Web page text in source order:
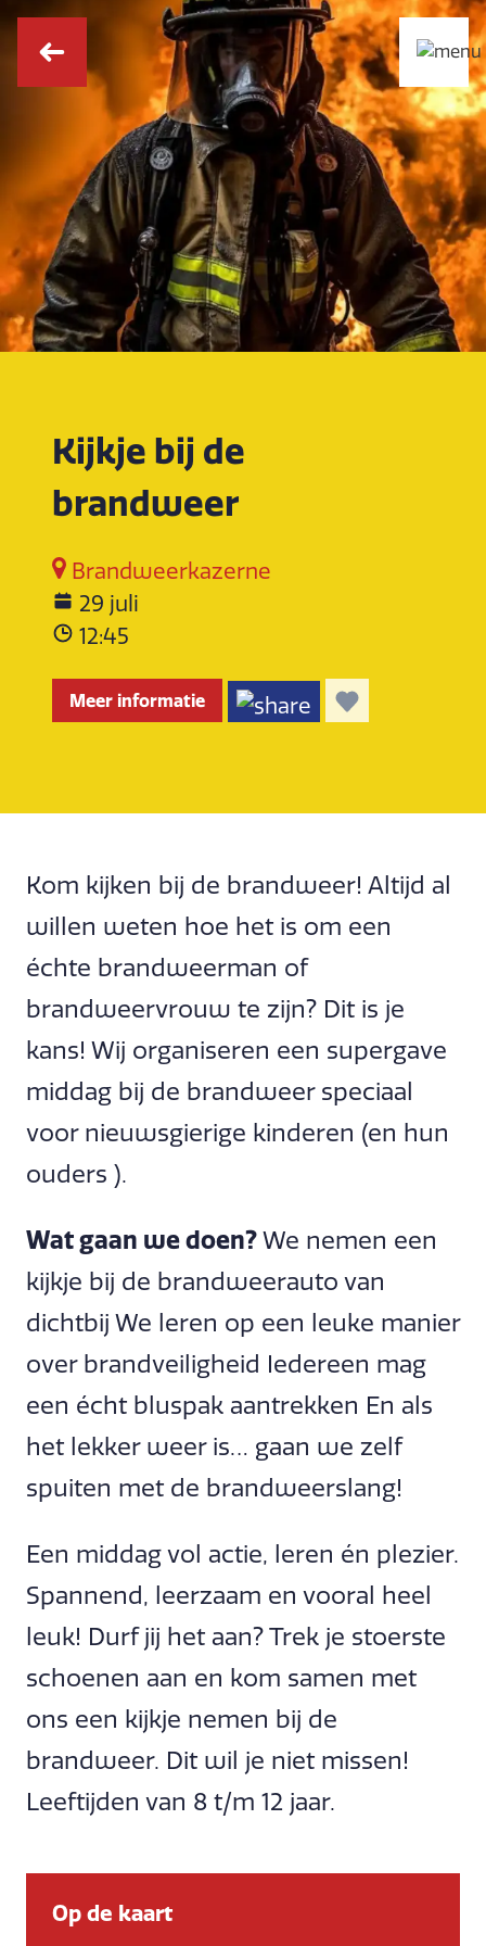
Kijkje bij de
brandweer
Brandweerkazerne
29 juli
12:45
Meer informatie
Kom kijken bij de brandweer! Altijd al
willen weten hoe het is om een
échte brandweerman of
brandweervrouw te zijn? Dit is je
kans! Wij organiseren een supergave
middag bij de brandweer speciaal
voor nieuwsgierige kinderen (en hun
ouders ).
Wat gaan we doen?We nemen een
kijkje bij de brandweerauto van
dichtbij We leren op een leuke manier
over brandveiligheid Iedereen mag
een écht bluspak aantrekken En als
het lekker weer is… gaan we zelf
spuiten met de brandweerslang!
Een middag vol actie, leren én plezier.
Spannend, leerzaam en vooral heel
leuk! Durf jij het aan? Trek je stoerste
schoenen aan en kom samen met
ons een kijkje nemen bij de
brandweer. Dit wil je niet missen!
Leeftijden van 8 t/m 12 jaar.
Op de kaart